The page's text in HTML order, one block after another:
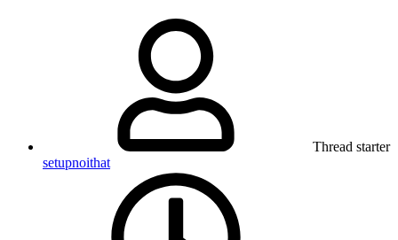
Thread starter
setupnoithat